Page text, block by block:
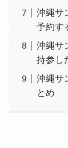
沖縄サ
予約す
沖縄サ
持参し
沖縄サ
とめ